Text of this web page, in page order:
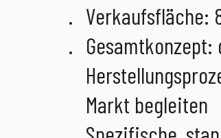
Verkaufsfläche:
Markt begleiten